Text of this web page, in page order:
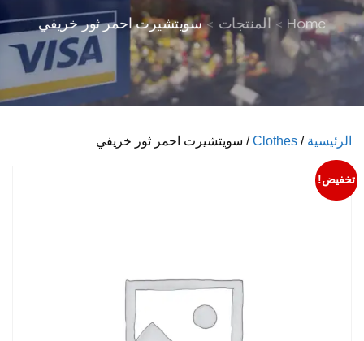
Home المنتجات سويتشيرت احمر ثور خريفي
الرئيسية /
Clothes/ سويتشيرت احمر ثور خريفي
تخفيض!